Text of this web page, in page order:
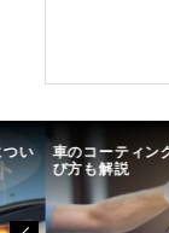
い 車のコーティン
び方も解説